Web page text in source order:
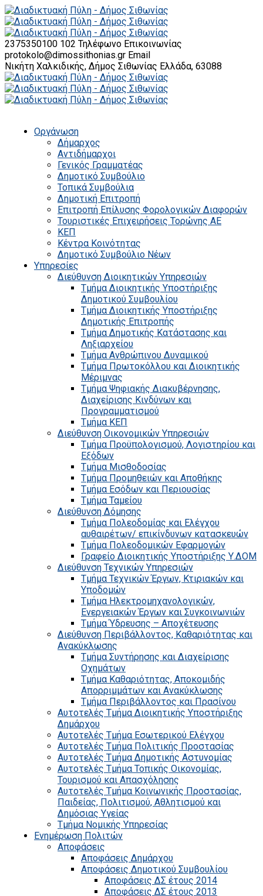
2375350100 102 Τηλέφωνο Επικοινωνίας
protokolo@dimossithonias.gr Email
Νικήτη Χαλκιδικής, Δήμος Σιθωνίας Ελλάδα, 63088
Οργάνωση
Δήμαρχος
Αντιδήμαρχοι
Γενικός Γραμματέας
Δημοτικό Συμβούλιο
Τοπικά Συμβούλια
Δημοτική Επιτροπή
Επιτροπή Επίλυσης Φορολογικών Διαφορών
Τουριστικές Επιχειρήσεις Τορώνης ΑΕ
ΚΕΠ
Κέντρα Κοινότητας
Δημοτικό Συμβούλιο Νέων
Υπηρεσίες
Διεύθυνση Διοικητικών Υπηρεσιών
Τμήμα Διοικητικής Υποστήριξης
Δημοτικού Συμβουλίου
Τμήμα Διοικητικής Υποστήριξης
Δημοτικής Επιτροπής
Τμήμα Δημοτικής Κατάστασης και
Ληξιαρχείου
Τμήμα Ανθρώπινου Δυναμικού
Τμήμα Πρωτοκόλλου και Διοικητικής
Μέριμνας
Τμήμα Ψηφιακής Διακυβέρνησης,
Διαχείρισης Κινδύνων και
Προγραμματισμού
Τμήμα ΚΕΠ
Διεύθυνση Οικονομικών Υπηρεσιών
Τμήμα Προϋπολογισμού, Λογιστηρίου και
Εξόδων
Τμήμα Μισθοδοσίας
Τμήμα Προμηθειών και Αποθήκης
Τμήμα Εσόδων και Περιουσίας
Τμήμα Ταμείου
Διεύθυνση Δόμησης
Τμήμα Πολεοδομίας και Ελέγχου
αυθαιρέτων/ επικίνδυνων κατασκευών
Τμήμα Πολεοδομικών Εφαρμογών
Γραφείο Διοικητικής Υποστήριξης Υ.ΔΟΜ
Διεύθυνση Τεχνικών Υπηρεσιών
Τμήμα Τεχνικών Έργων, Κτιριακών και
Υποδομών
Τμήμα Ηλεκτρομηχανολογικών,
Ενεργειακών Έργων και Συγκοινωνιών
Τμήμα Ύδρευσης – Αποχέτευσης
Διεύθυνση Περιβάλλοντος, Καθαριότητας και
Ανακύκλωσης
Τμήμα Συντήρησης και Διαχείρισης
Οχημάτων
Τμήμα Καθαριότητας, Αποκομιδής
Απορριμμάτων και Ανακύκλωσης
Τμήμα Περιβάλλοντος και Πρασίνου
Αυτοτελές Τμήμα Διοικητικής Υποστήριξης
Δημάρχου
Αυτοτελές Τμήμα Εσωτερικού Ελέγχου
Αυτοτελές Τμήμα Πολιτικής Προστασίας
Αυτοτελές Τμήμα Δημοτικής Αστυνομίας
Αυτοτελές Τμήμα Τοπικής Οικονομίας,
Τουρισμού και Απασχόλησης
Αυτοτελές Τμήμα Κοινωνικής Προστασίας,
Παιδείας, Πολιτισμού, Αθλητισμού και
Δημόσιας Υγείας
Τμήμα Νομικής Υπηρεσίας
Ενημέρωση Πολιτών
Αποφάσεις
Αποφάσεις Δημάρχου
Αποφάσεις Δημοτικού Συμβουλίου
Αποφάσεις ΔΣ έτους 2014
Αποφάσεις ΔΣ έτους 2013